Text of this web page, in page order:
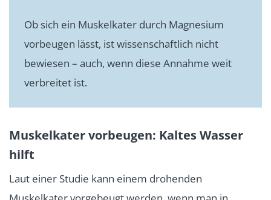
Ob sich ein Muskelkater durch Magnesium
vorbeugen lässt, ist wissenschaftlich nicht
bewiesen – auch, wenn diese Annahme weit
verbreitet ist.
Muskelkater vorbeugen: Kaltes Wasser
hilft
Laut einer Studie kann einem drohenden